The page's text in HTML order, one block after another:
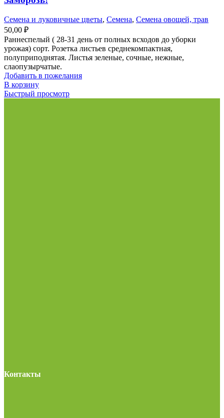
Семена и луковичные цветы, Семена, Семена овощей, трав
50,00 ₽
Раннеспелый ( 28-31 день от полных всходов до уборки
урожая) сорт. Розетка листьев среднекомпактная,
полуприподнятая. Листья зеленые, сочные, нежные,
слаопузырчатые.
Добавить в пожелания
В корзину
Быстрый просмотр
Контакты